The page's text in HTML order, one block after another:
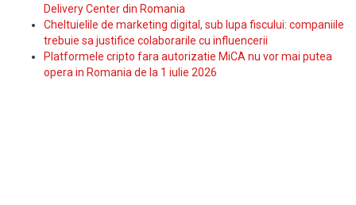
Delivery Center din Romania
Cheltuielile de marketing digital, sub lupa fiscului: companiile
trebuie sa justifice colaborarile cu influencerii
Platformele cripto fara autorizatie MiCA nu vor mai putea
opera in Romania de la 1 iulie 2026